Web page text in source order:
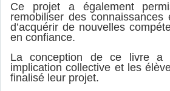
Ce projet a également
remobiliser des connaissances
d’acquérir de nouvelles
en confiance.
La conception de ce livre a
implication collective et les
finalisé leur projet.